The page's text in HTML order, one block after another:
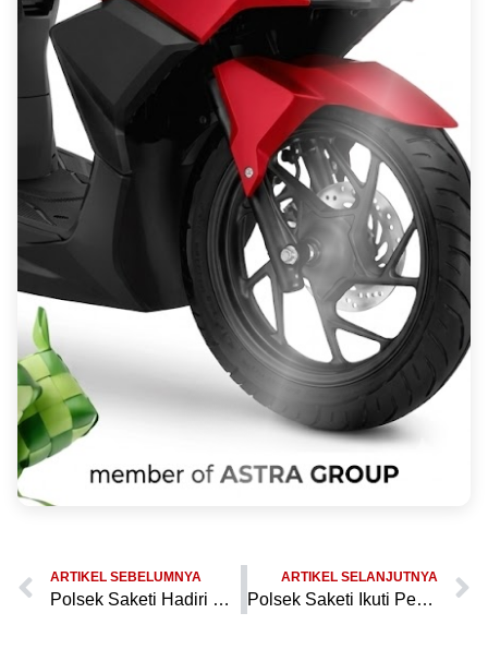
ARTIKEL SEBELUMNYA
Polsek Saketi Hadiri Pengajian Rutin Jumat di Aula KUA, Tingkatkan Sinergi dengan Muspika
ARTIKEL SELANJUTNYA
Polsek Saketi Ikuti Pengajian Jumat di Aula KUA, Jalin Kerja Sama Lebih Erat dengan Muspika